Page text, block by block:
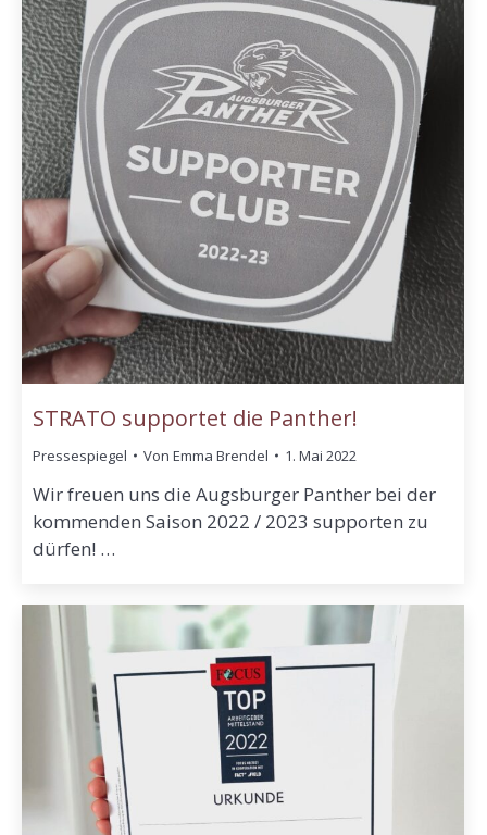
STRATO supportet die Panther!
Pressespiegel Von Emma Brendel 1. Mai 2022
Wir freuen uns die Augsburger Panther bei der
kommenden Saison 2022 / 2023 supporten zu
dürfen! …